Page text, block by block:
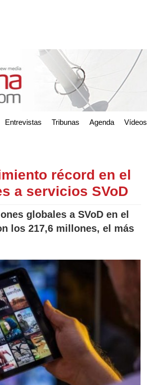
Entrevistas Tribunas Agenda Vídeos
récord en el
a servicios SVoD
globales a SVoD en el
los 217,6 millones, el más